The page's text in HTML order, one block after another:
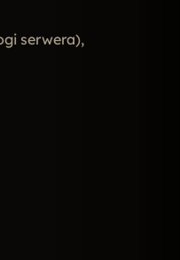
serwera),